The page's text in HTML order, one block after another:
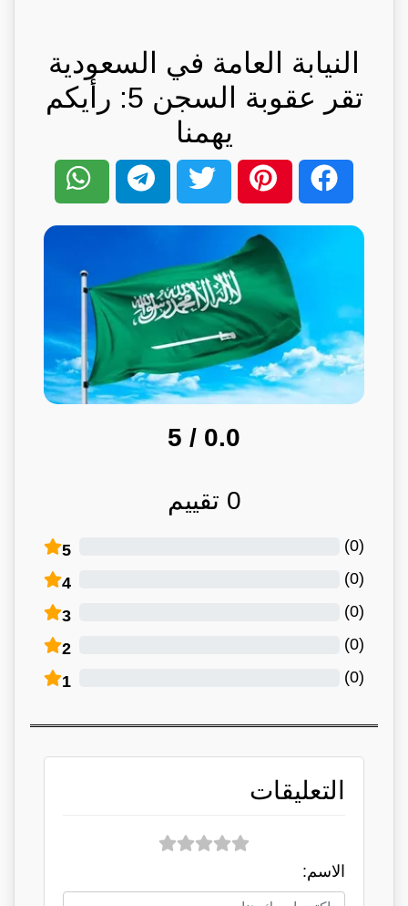
النيابة العامة في السعودية
تقر عقوبة السجن 5: رأيكم
يهمنا
0.0
/ 5
0 تقييم
5 (
0
)
4 (
0
)
3 (
0
)
2 (
0
)
1 (
0
)
التعليقات
الاسم: